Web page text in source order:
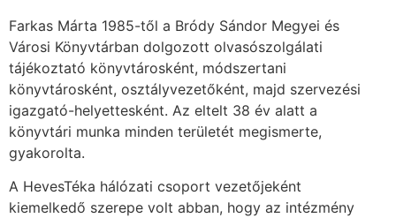
Farkas Márta 1985-től a Bródy Sándor Megyei és
Városi Könyvtárban dolgozott olvasószolgálati
tájékoztató könyvtárosként, módszertani
könyvtárosként, osztályvezetőként, majd szervezési
igazgató-helyettesként. Az eltelt 38 év alatt a
könyvtári munka minden területét megismerte,
gyakorolta.
A HevesTéka hálózati csoport vezetőjeként
kiemelkedő szerepe volt abban, hogy az intézmény